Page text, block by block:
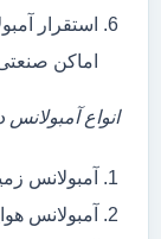
استقرار
اماکن
انواع آمبولانس
آمبولانس
آمبولانس